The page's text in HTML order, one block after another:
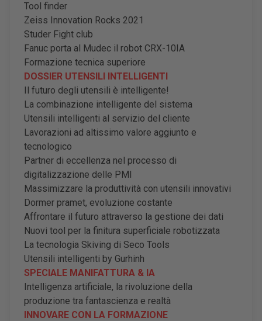
Tool finder
Zeiss Innovation Rocks 2021
Studer Fight club
Fanuc porta al Mudec il robot CRX-10IA
Formazione tecnica superiore
DOSSIER UTENSILI INTELLIGENTI
Il futuro degli utensili è intelligente!
La combinazione intelligente del sistema
Utensili intelligenti al servizio del cliente
Lavorazioni ad altissimo valore aggiunto e
tecnologico
Partner di eccellenza nel processo di
digitalizzazione delle PMI
Massimizzare la produttività con utensili innovativi
Dormer pramet, evoluzione costante
Affrontare il futuro attraverso la gestione dei dati
Nuovi tool per la finitura superficiale robotizzata
La tecnologia Skiving di Seco Tools
Utensili intelligenti by Gurhinh
SPECIALE MANIFATTURA & IA
Intelligenza artificiale, la rivoluzione della
produzione tra fantascienza e realtà
INNOVARE CON LA FORMAZIONE